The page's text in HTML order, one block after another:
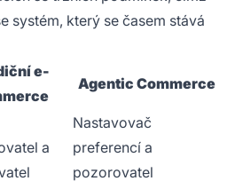
systém, který se časem stává
e-
Agentic Commerce
a
Nastavovač
preferencí a
pozorovatel